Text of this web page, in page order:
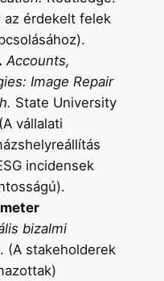
az érdekelt felek
Accounts,
Image Repair
State University
vállalati
incidensek
bizalmi
(A stakeholderek